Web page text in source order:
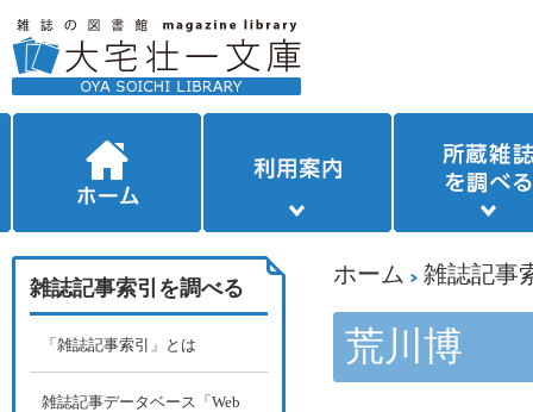
ホーム 雑誌記事
荒川博
雑誌記事索引を調べる
「雑誌記事索引」とは
雑誌記事データベース「Web